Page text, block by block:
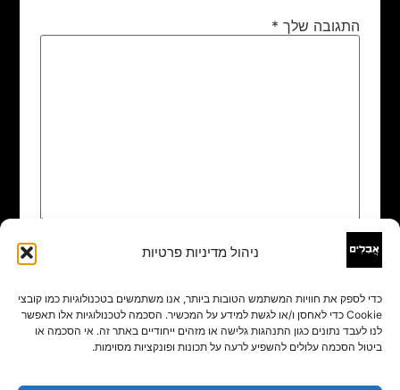
ניהול מדיניות פרטיות
כדי לספק את חוויות המשתמש הטובות ביותר, אנו משתמשים בטכנולוגיות כמו קובצי
Cookie כדי לאחסן ו/או לגשת למידע על המכשיר. הסכמה לטכנולוגיות אלו תאפשר
לנו לעבד נתונים כגון התנהגות גלישה או מזהים ייחודיים באתר זה. אי הסכמה או
ביטול הסכמה עלולים להשפיע לרעה על תכונות ופונקציות מסוימות.
התגובה שלך *
שם
אימייל*